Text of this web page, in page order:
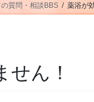
質問・相談BBS 薬浴が
せん！